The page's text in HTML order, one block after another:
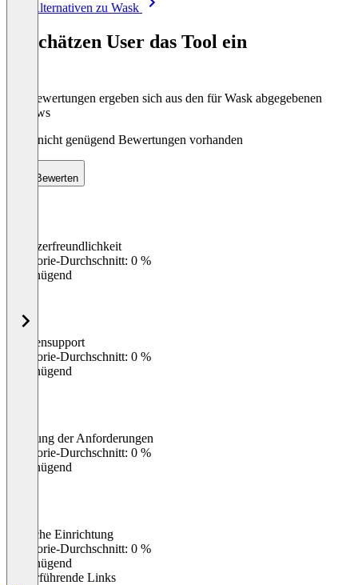
Alle Alternativen zu Wask
So schätzen User das Tool ein
Die Bewertungen ergeben sich aus den für Wask abgegebenen
Reviews
Noch nicht genügend Bewertungen vorhanden
Bewerten
Benutzerfreundlichkeit
Kategorie-Durchschnitt: 0 %
Ungenügend
Kundensupport
Kategorie-Durchschnitt: 0 %
Ungenügend
Erfüllung der Anforderungen
Kategorie-Durchschnitt: 0 %
Ungenügend
Einfache Einrichtung
Kategorie-Durchschnitt: 0 %
Ungenügend
Weiterführende Links